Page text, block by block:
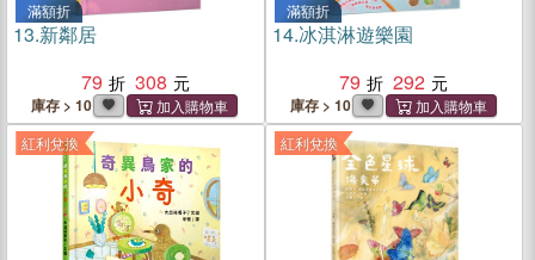
滿額折
13.新鄰居
79
308
庫存 > 10
滿額折
14.冰淇淋遊樂園
79
292
庫存 > 10
紅利兌換 紅利兌換